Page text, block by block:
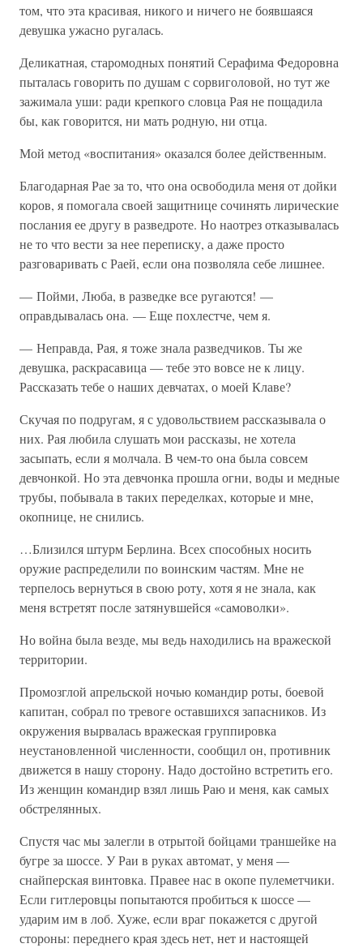
том, что эта красивая, никого и ничего не боявшаяся
девушка ужасно ругалась.
Деликатная, старомодных понятий Серафима Федоровна
пыталась говорить по душам с сорвиголовой, но тут же
зажимала уши: ради крепкого словца Рая не пощадила
бы, как говорится, ни мать родную, ни отца.
Мой метод «воспитания» оказался более действенным.
Благодарная Рае за то, что она освободила меня от дойки
коров, я помогала своей защитнице сочинять лирические
послания ее другу в разведроте. Но наотрез отказывалась
не то что вести за нее переписку, а даже просто
разговаривать с Раей, если она позволяла себе лишнее.
— Пойми, Люба, в разведке все ругаются! —
оправдывалась она. — Еще похлестче, чем я.
— Неправда, Рая, я тоже знала разведчиков. Ты же
девушка, раскрасавица — тебе это вовсе не к лицу.
Рассказать тебе о наших девчатах, о моей Клаве?
Скучая по подругам, я с удовольствием рассказывала о
них. Рая любила слушать мои рассказы, не хотела
засыпать, если я молчала. В чем-то она была совсем
девчонкой. Но эта девчонка прошла огни, воды и медные
трубы, побывала в таких переделках, которые и мне,
окопнице, не снились.
…Близился штурм Берлина. Всех способных носить
оружие распределили по воинским частям. Мне не
терпелось вернуться в свою роту, хотя я не знала, как
меня встретят после затянувшейся «самоволки».
Но война была везде, мы ведь находились на вражеской
территории.
Промозглой апрельской ночью командир роты, боевой
капитан, собрал по тревоге оставшихся запасников. Из
окружения вырвалась вражеская группировка
неустановленной численности, сообщил он, противник
движется в нашу сторону. Надо достойно встретить его.
Из женщин командир взял лишь Раю и меня, как самых
обстрелянных.
Спустя час мы залегли в отрытой бойцами траншейке на
бугре за шоссе. У Раи в руках автомат, у меня —
снайперская винтовка. Правее нас в окопе пулеметчики.
Если гитлеровцы попытаются пробиться к шоссе —
ударим им в лоб. Хуже, если враг покажется с другой
стороны: переднего края здесь нет, нет и настоящей